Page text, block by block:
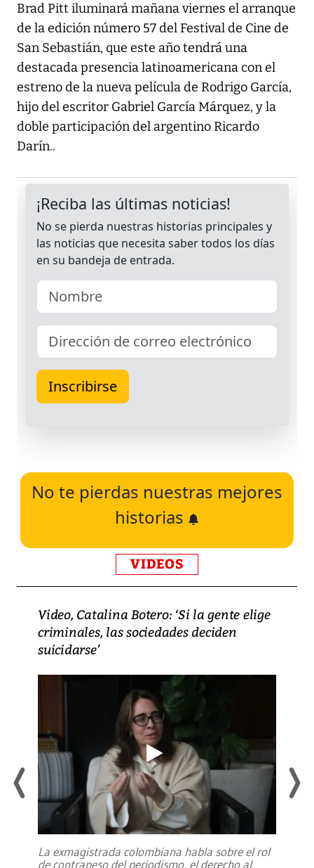
Brad Pitt iluminará mañana viernes el arranque
de la edición número 57 del Festival de Cine de
San Sebastián, que este año tendrá una
destacada presencia latinoamericana con el
estreno de la nueva película de Rodrigo García,
hijo del escritor Gabriel García Márquez, y la
doble participación del argentino Ricardo
Darín..
No te pierdas nuestras mejores
historias
VIDEOS
Video, Catalina Botero: ‘Si la gente elige
criminales, las sociedades deciden
suicidarse’
La exmagistrada colombiana habla sobre el rol
de contrapeso del periodismo, el derecho al